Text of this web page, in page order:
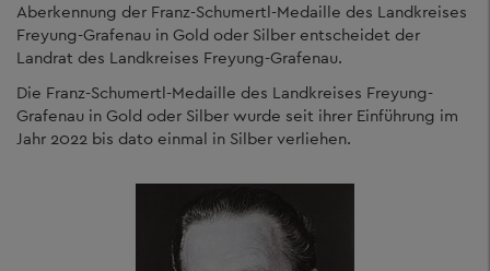
Aberkennung der Franz-Schumertl-Medaille des Landkreises
Freyung-Grafenau in Gold oder Silber entscheidet der
Landrat des Landkreises Freyung-Grafenau.
Die Franz-Schumertl-Medaille des Landkreises Freyung-
Grafenau in Gold oder Silber wurde seit ihrer Einführung im
Jahr 2022 bis dato einmal in Silber verliehen.